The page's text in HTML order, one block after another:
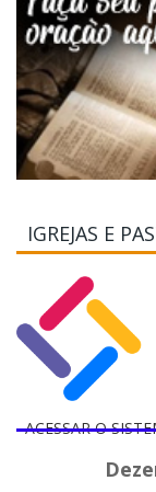
IGREJAS E
ACESSAR O